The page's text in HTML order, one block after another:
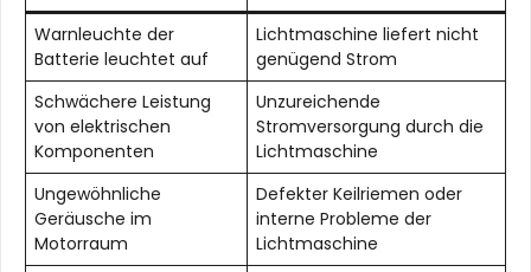
Warnleuchte der
Batterie leuchtet auf
Lichtmaschine liefert nicht
genügend Strom
Schwächere Leistung
von elektrischen
Komponenten
Unzureichende
Stromversorgung durch die
Lichtmaschine
Ungewöhnliche
Geräusche im
Motorraum
Defekter Keilriemen oder
interne Probleme der
Lichtmaschine